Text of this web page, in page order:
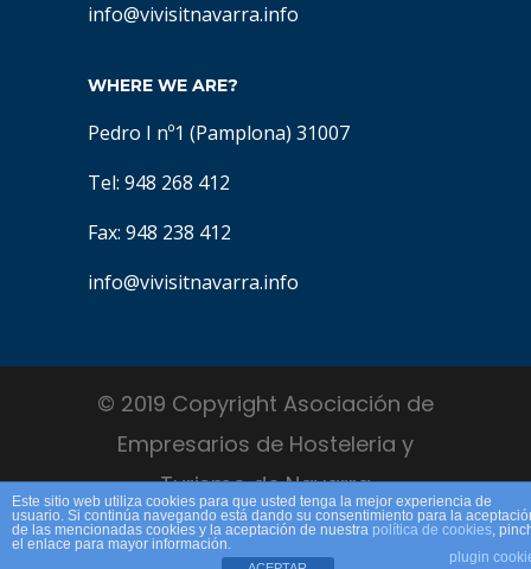
info@vivisitnavarra.info
WHERE WE ARE?
Pedro I nº1 (Pamplona) 31007
Tel: 948 268 412
Fax: 948 238 412
info@vivisitnavarra.info
© 2019 Copyright Asociación de
Empresarios de Hosteleria y
Turismo de Navarra
Este sitio web utiliza cookies para que usted tenga la mejor experiencia de
usuario. Si continúa navegando está dando su consentimiento para la
de las mencionadas cookies y la aceptación de nuestra política de cookies,
el enlace para mayor información.
plugin